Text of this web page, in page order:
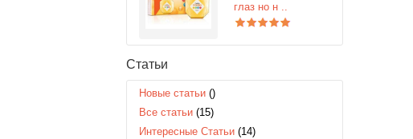
глаз но н ..
Статьи
Новые статьи ()
Все статьи (15)
Интересные Статьи (14)